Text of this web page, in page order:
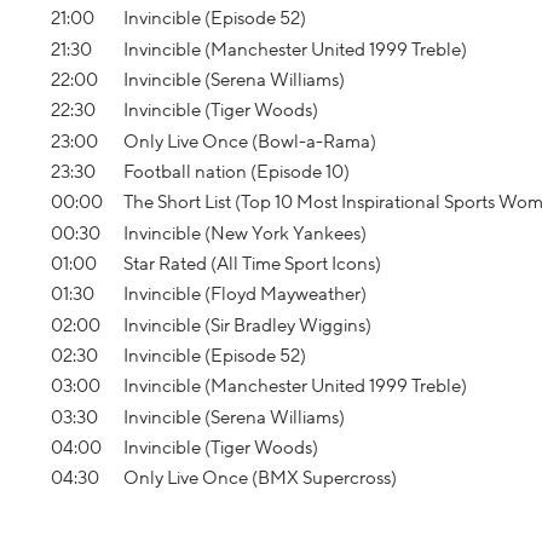
21:00
Invincible (Episode 52)
21:30
Invincible (Manchester United 1999 Treble)
22:00
Invincible (Serena Williams)
22:30
Invincible (Tiger Woods)
23:00
Only Live Once (Bowl-a-Rama)
23:30
Football nation (Episode 10)
00:00
The Short List (Top 10 Most Inspirational Sports
00:30
Invincible (New York Yankees)
01:00
Star Rated (All Time Sport Icons)
01:30
Invincible (Floyd Mayweather)
02:00
Invincible (Sir Bradley Wiggins)
02:30
Invincible (Episode 52)
03:00
Invincible (Manchester United 1999 Treble)
03:30
Invincible (Serena Williams)
04:00
Invincible (Tiger Woods)
04:30
Only Live Once (BMX Supercross)